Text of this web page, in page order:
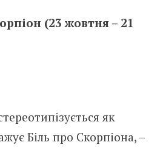
(23 жовтня – 21
як
Біль про Скорпіона, –